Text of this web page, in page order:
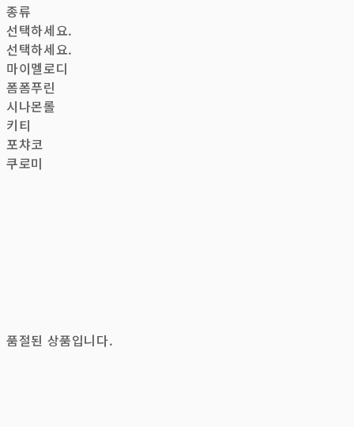
종류
선택하세요.
선택하세요.
마이멜로디
폼폼푸린
시나몬롤
키티
포챠코
쿠로미
품절된 상품입니다.